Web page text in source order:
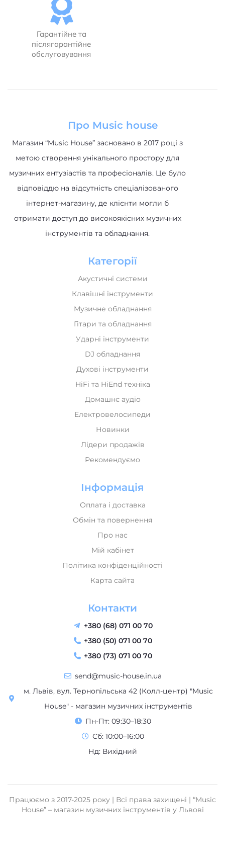
Гарантійне та
післягарантійне
обслуговування
Про Music house
Магазин “Music House” засновано в 2017 році з
метою створення унікального простору для
музичних ентузіастів та професіоналів. Це було
відповіддю на відсутність спеціалізованого
інтернет-магазину, де клієнти могли б
отримати доступ до високоякісних музичних
інструментів та обладнання.
Категорії
Акустичні системи
Клавішні інструменти
Музичне обладнання
Гітари та обладнання
Ударні інструменти
DJ обладнання
Духові інструменти
HiFi та HiEnd техніка
Домашнє аудіо
Електровелосипеди
Новинки
Лідери продажів
Рекомендуємо
Інформація
Оплата і доставка
Обмін та повернення
Про нас
Мій кабінет
Політика конфіденційності
Карта сайта
Контакти
+380 (68) 071 00 70
+380 (50) 071 00 70
+380 (73) 071 00 70
send@music-house.in.ua
м. Львів, вул. Тернопільська 42 (Колл-центр) "Music
House" - магазин музичних інструментів
Пн-Пт: 09:30–18:30
Сб: 10:00–16:00
Нд: Вихідний
Працюємо з 2017-2025 року | Всі права захищені | “Music
House” – магазин музичних інструментів у Львові